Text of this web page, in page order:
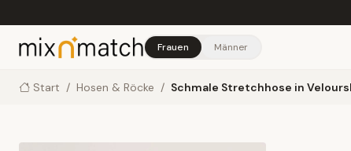
Frauen Männer
Start / Hosen & Röcke / Schmale Stretchhose in